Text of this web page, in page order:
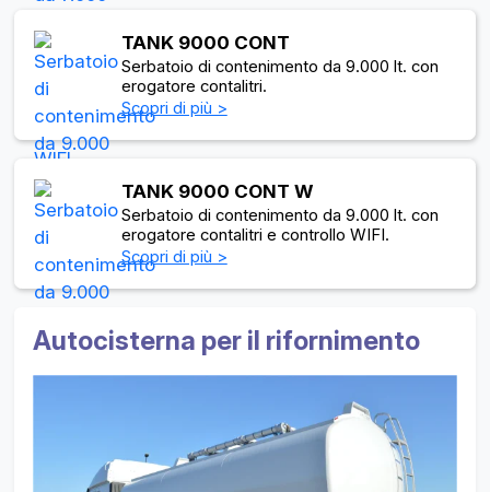
TANK 9000 CONT
Serbatoio di contenimento da 9.000 lt. con
erogatore contalitri.
Scopri di più >
TANK 9000 CONT W
Serbatoio di contenimento da 9.000 lt. con
erogatore contalitri e controllo WIFI.
Scopri di più >
Autocisterna per il rifornimento